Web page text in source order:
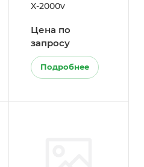
X-2000v
Цена по
запросу
Подробнее